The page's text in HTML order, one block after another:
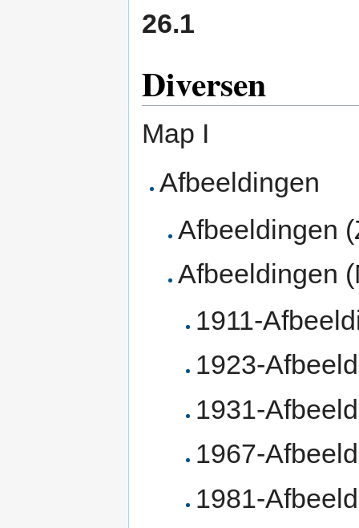
26.1
Diversen
Map I
Afbeeldingen
Afbeeldingen
Afbeeldingen
1911-
1923-
1931-
1967-
1981-